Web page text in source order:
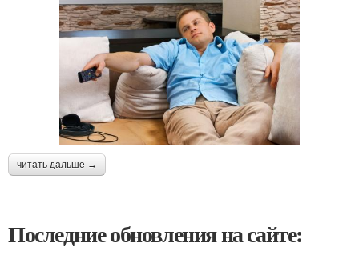
читать дальше →
Последние обновления на сайте: